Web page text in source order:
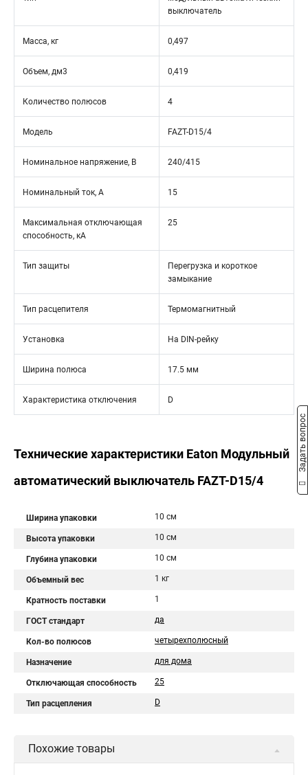
выключатель
Масса, кг 0,497
Объем, дм3 0,419
Количество полюсов 4
Модель FAZT-D15/4
Номинальное напряжение, В 240/415
Номинальный ток, А 15
Максимальная отключающая
способность, кА
25
Тип защиты
Перегрузка и короткое
замыкание
Тип расцепителя Термомагнитный
Установка На DIN-рейку
Ширина полюса 17.5 мм
Характеристика отключения D
Технические характеристики Eaton Модульный
автоматический выключатель FAZT-D15/4
Ширина упаковки 10 см
Высота упаковки 10 см
Глубина упаковки 10 см
Объемный вес 1 кг
Кратность поставки 1
ГОСТ стандарт да
Кол-во полюсов четырехполюсный
Назначение для дома
Отключающая способность 25
Тип расцепления D
Похожие товары
Задать вопрос